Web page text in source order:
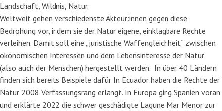
Landschaft, Wildnis, Natur.
Weltweit gehen verschiedenste Akteur:innen gegen diese
Bedrohung vor, indem sie der Natur eigene, einklagbare Rechte
verleihen. Damit soll eine „juristische Waffengleichheit“ zwischen
ökonomischen Interessen und dem Lebensinteresse der Natur
(also auch der Menschen) hergestellt werden. In über 40 Ländern
finden sich bereits Beispiele dafür. In Ecuador haben die Rechte der
Natur 2008 Verfassungsrang erlangt. In Europa ging Spanien voran
und erklärte 2022 die schwer geschädigte Lagune Mar Menor zur